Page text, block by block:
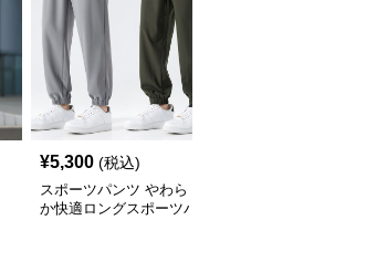
¥5,300 (税込)
スポーツパンツ やわら
か快適ロングスポーツパ